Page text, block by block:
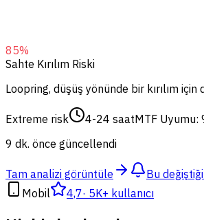
85%
Sahte Kırılım Riski
Loopring, düşüş yönünde bir kırılım için
Extreme risk 4-24 saatMTF Uyumu:
9 dk. önce güncellendi
Tam analizi görüntüle
Bu
Mobil
4,7· 5K+ kullanıcı